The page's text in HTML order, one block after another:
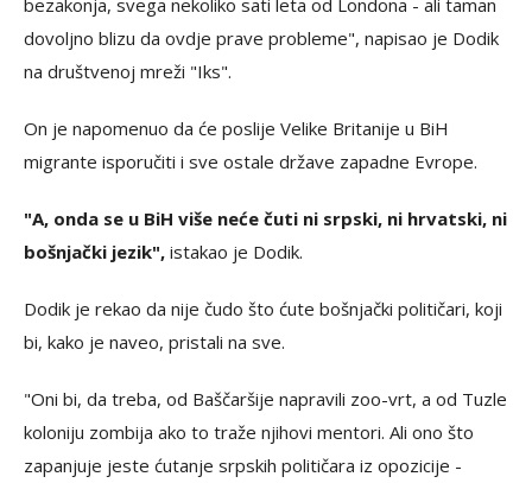
bezakonja, svega nekoliko sati leta od Londona - ali taman
dovoljno blizu da ovdje prave probleme", napisao je Dodik
na društvenoj mreži "Iks".
On je napomenuo da će poslije Velike Britanije u BiH
migrante isporučiti i sve ostale države zapadne Evrope.
"A, onda se u BiH više neće čuti ni srpski, ni hrvatski, ni
bošnjački jezik", istakao je Dodik.
Dodik je rekao da nije čudo što ćute bošnjački političari, koji
bi, kako je naveo, pristali na sve.
"Oni bi, da treba, od Baščaršije napravili zoo-vrt, a od Tuzle
koloniju zombija ako to traže njihovi mentori. Ali ono što
zapanjuje jeste ćutanje srpskih političara iz opozicije -